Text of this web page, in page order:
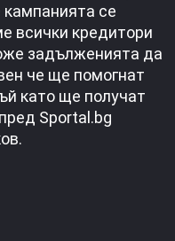
се
всички кредитори
задълженията да
че ще помогнат
като ще получат
Sportal.bg